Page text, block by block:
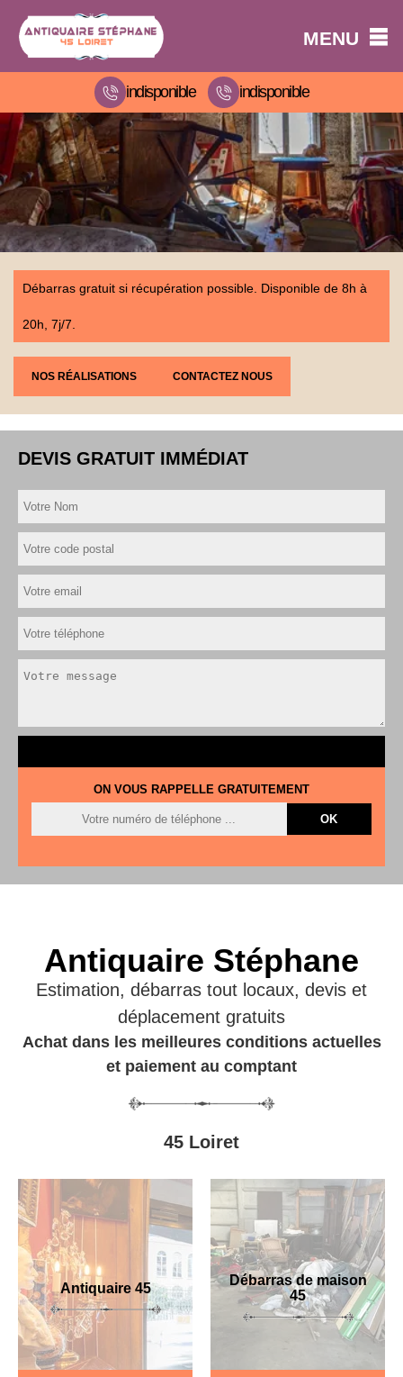
MENU
indisponible indisponible
Débarras gratuit si récupération possible. Disponible de 8h à
20h, 7j/7.
NOS RÉALISATIONS CONTACTEZ NOUS
DEVIS GRATUIT IMMÉDIAT
ON VOUS RAPPELLE GRATUITEMENT
Antiquaire Stéphane
Estimation, débarras tout locaux, devis et
déplacement gratuits
Achat dans les meilleures conditions actuelles
et paiement au comptant
45 Loiret
Antiquaire 45
Débarras de maison
45